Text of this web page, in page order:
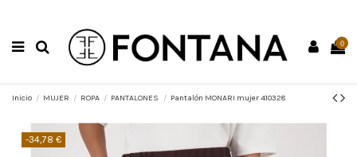
0
Inicio MUJER ROPA PANTALONES Pantalón MONARI mujer 410328
-34,78 €